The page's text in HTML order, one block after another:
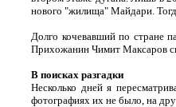
нового "жилища" Майдари.
Долго кочевавший по стране
Прихожанин Чимит Максаров
В поисках разгадки
Несколько дней я
фотографиях их не было, на